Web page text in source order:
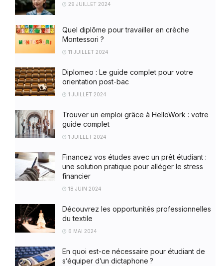
29 JUILLET 2024
Quel diplôme pour travailler en crèche
Montessori ?
11 JUILLET 2024
Diplomeo : Le guide complet pour votre
orientation post-bac
1 JUILLET 2024
Trouver un emploi grâce à HelloWork : votre
guide complet
1 JUILLET 2024
Financez vos études avec un prêt étudiant :
une solution pratique pour alléger le stress
financier
18 JUIN 2024
Découvrez les opportunités professionnelles
du textile
6 MAI 2024
En quoi est-ce nécessaire pour étudiant de
s’équiper d’un dictaphone ?